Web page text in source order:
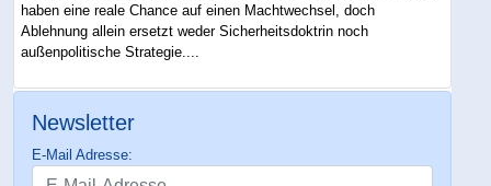
haben eine reale Chance auf einen Machtwechsel, doch
Ablehnung allein ersetzt weder Sicherheitsdoktrin noch
außenpolitische Strategie....
Newsletter
E-Mail Adresse: